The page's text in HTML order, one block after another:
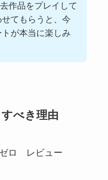
作品をプレイして
てもらうと、今
が本当に楽しみ
べき理由